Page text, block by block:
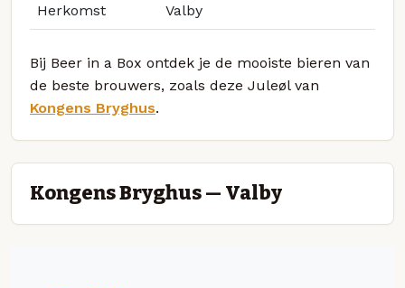
Herkomst Valby
Bij Beer in a Box ontdek je de mooiste bieren van
de beste brouwers, zoals deze Juleøl van
Kongens Bryghus.
Kongens Bryghus — Valby